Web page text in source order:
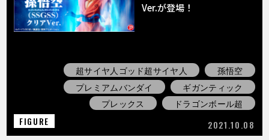
Ver.が登場！
超サイヤ人ゴッド超サイヤ人
孫悟空
プレミアムバンダイ
ギガンティック
プレックス
ドラゴンボール超
FIGURE
2021.10.08